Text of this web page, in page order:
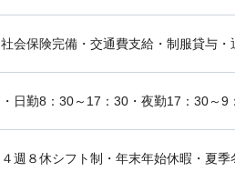
社会保険完備・交通費支給・制服貸与・
・日勤8：30～17：30・夜勤17：30～
４週８休シフト制・年末年始休暇・夏